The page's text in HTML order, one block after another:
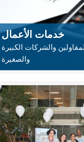
خدمات الأعمال
والشركات الكبيرة
والصغيرة